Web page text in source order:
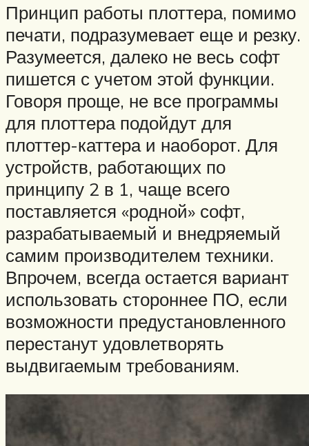
Принцип работы плоттера, помимо
печати, подразумевает еще и резку.
Разумеется, далеко не весь софт
пишется с учетом этой функции.
Говоря проще, не все программы
для плоттера подойдут для
плоттер-каттера и наоборот. Для
устройств, работающих по
принципу 2 в 1, чаще всего
поставляется «родной» софт,
разрабатываемый и внедряемый
самим производителем техники.
Впрочем, всегда остается вариант
использовать стороннее ПО, если
возможности предустановленного
перестанут удовлетворять
выдвигаемым требованиям.